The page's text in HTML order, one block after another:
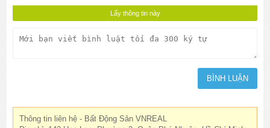
Thông tin liên hệ - Bất Động Sản VNREAL